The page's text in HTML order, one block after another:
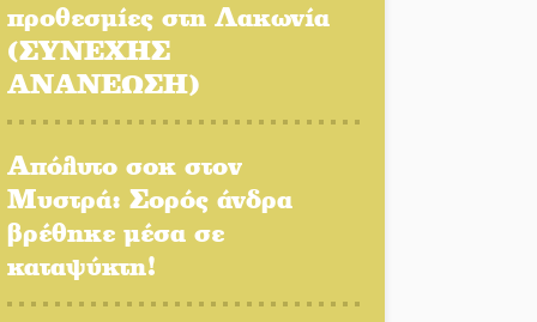
Τα Λαγκάδια κρατούν
ζωντανή την τέχνη της
πέτρας
Ελεωνόρας Ζουγανέλη το
Σαϊνοπούλειο
Πλούσιο πολιτιστικό
πρόγραμμα δίνει «χρώμα»
προθεσμίες στη Λακωνία
(ΣΥΝΕΧΗΣ
ΑΝΑΝΕΩΣΗ)
Απόλυτο σοκ στον
Μυστρά: Σορός άνδρα
βρέθηκε μέσα σε
καταψύκτη!